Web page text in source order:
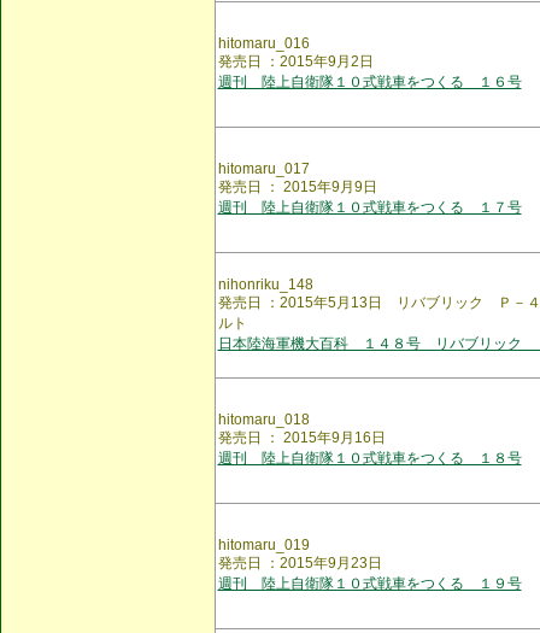
hitomaru_016
発売日 ：2015年9月2日
週刊 陸上自衛隊１０式戦車をつくる １６号
hitomaru_017
発売日 ： 2015年9月9日
週刊 陸上自衛隊１０式戦車をつくる １７号
nihonriku_148
発売日 ：2015年5月13日 リバブリック Ｐ－
ルト
日本陸海軍機大百科 １４８号 リバブリック
hitomaru_018
発売日 ： 2015年9月16日
週刊 陸上自衛隊１０式戦車をつくる １８号
hitomaru_019
発売日 ：2015年9月23日
週刊 陸上自衛隊１０式戦車をつくる １９号